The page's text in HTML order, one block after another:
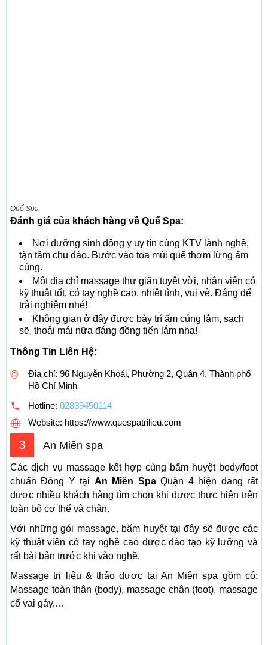
Quế Spa
Đánh giá của khách hàng về Quế Spa:
Nơi dưỡng sinh đông y uy tín cùng KTV lành nghề,
tận tâm chu đáo. Bước vào tỏa mùi quế thơm lừng ấm
cúng.
Một địa chỉ massage thư giãn tuyệt vời, nhân viên có
kỹ thuật tốt, có tay nghề cao, nhiệt tình, vui vẻ. Đáng để
trải nghiệm nhé!
Không gian ở đây được bày trí ấm cúng lắm, sạch
sẽ, thoải mái nữa đáng đồng tiến lắm nha!
Thông Tin Liên Hệ:
Địa chỉ: 96 Nguyễn Khoái, Phường 2, Quận 4, Thành phố
Hồ Chí Minh
Hotline: 02839450114
Website: https://www.quespatrilieu.com
3 An Miên spa
Các dịch vụ massage kết hợp cùng bấm huyệt body/foot
chuẩn Đông Y tại An Miên SpaQuận 4 hiện đang rất
được nhiều khách hàng tìm chọn khi được thực hiện trên
toàn bộ cơ thể và chân.
Với những gói massage, bấm huyệt tại đây sẽ được các
kỹ thuật viên có tay nghề cao được đào tạo kỹ lưỡng và
rất bài bản trước khi vào nghề.
Massage trị liệu & thảo dược tại An Miên spa gồm có:
Massage toàn thân (body), massage chân (foot), massage
cổ vai gáy,…